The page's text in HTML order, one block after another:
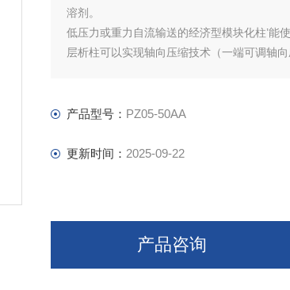
溶剂。
低压力或重力自流输送的经济型模块化柱’能
层析柱可以实现轴向压缩技术（一端可调轴
产品型号： PZ05-50AA
更新时间： 2025-09-22
产品咨询